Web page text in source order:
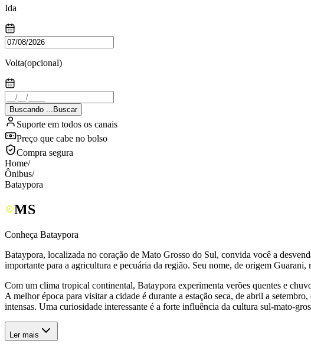
Ida
Volta(opcional)
Buscando ... Buscar
Suporte em todos os canais
Preço que cabe no bolso
Compra segura
Home/
Ônibus/
Bataypora
MS
Conheça Bataypora
Bataypora, localizada no coração de Mato Grosso do Sul, convida você a
importante para a agricultura e pecuária da região. Seu nome, de origem
Com um clima tropical continental, Bataypora experimenta verões quentes e
A melhor época para visitar a cidade é durante a estação seca, de abril a
intensas. Uma curiosidade interessante é a forte influência da cultura sul-mato-
Ler mais